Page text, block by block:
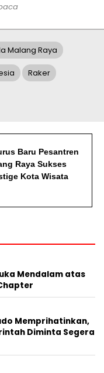
Malang Raya
Raker
Baru Pesantren
Raya Sukses
Kota Wisata
Mendalam atas
Memprihatinkan,
Diminta Segera